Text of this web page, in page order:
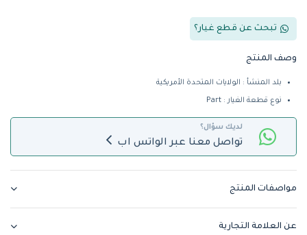
تبحث عن قطع غيار؟
وصف المنتج
بلد المنشأ : الولايات المتحدة الأمريكية
نوع قطعة الغيار : Part
لديك سؤال؟
تواصل معنا عبر الواتس اب
مواصفات المنتج
عن العلامة التجارية